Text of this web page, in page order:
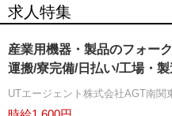
求人特集
産業用機器・製品のフォー
運搬/寮完備/日払い/工場・製
UTエージェント株式会社AGT南関